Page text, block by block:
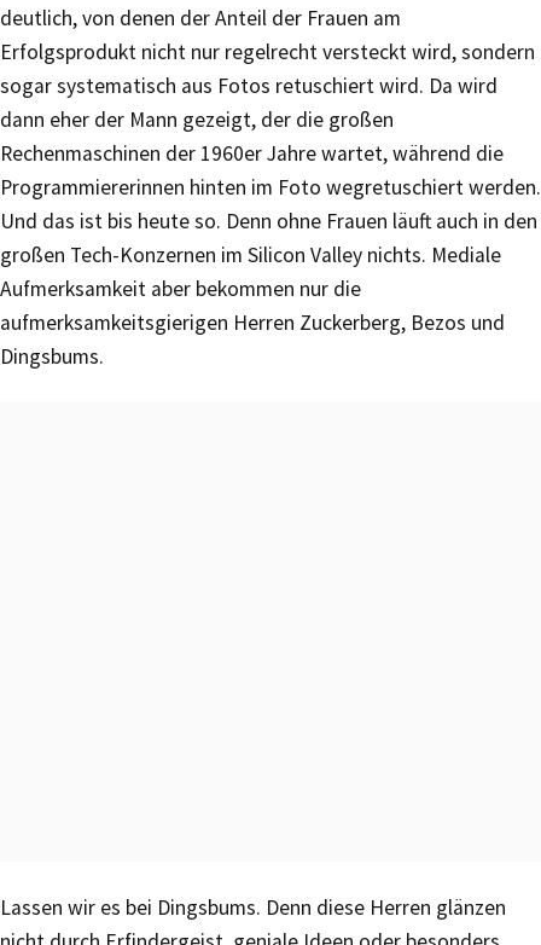
deutlich, von denen der Anteil der Frauen am
Erfolgsprodukt nicht nur regelrecht versteckt wird, sondern
sogar systematisch aus Fotos retuschiert wird. Da wird
dann eher der Mann gezeigt, der die großen
Rechenmaschinen der 1960er Jahre wartet, während die
Programmiererinnen hinten im Foto wegretuschiert werden.
Und das ist bis heute so. Denn ohne Frauen läuft auch in den
großen Tech-Konzernen im Silicon Valley nichts. Mediale
Aufmerksamkeit aber bekommen nur die
aufmerksamkeitsgierigen Herren Zuckerberg, Bezos und
Dingsbums.
Lassen wir es bei Dingsbums. Denn diese Herren glänzen